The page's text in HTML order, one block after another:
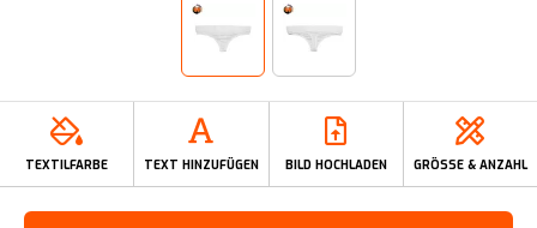
TEXTILFARBE TEXT HINZUFÜGEN BILD HOCHLADEN GRÖSSE & ANZAHL